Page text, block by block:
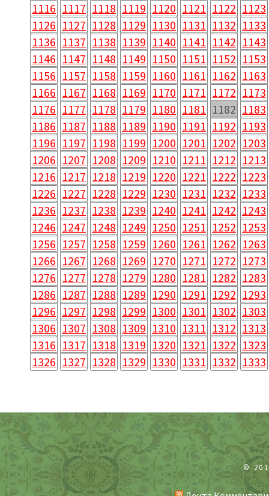
1116 1117 1118 1119 1120 1121 1122 1123
1126 1127 1128 1129 1130 1131 1132 1133
1136 1137 1138 1139 1140 1141 1142 1143
1146 1147 1148 1149 1150 1151 1152 1153
1156 1157 1158 1159 1160 1161 1162 1163
1166 1167 1168 1169 1170 1171 1172 1173
1176 1177 1178 1179 1180 1181 1182 1183
1186 1187 1188 1189 1190 1191 1192 1193
1196 1197 1198 1199 1200 1201 1202 1203
1206 1207 1208 1209 1210 1211 1212 1213
1216 1217 1218 1219 1220 1221 1222 1223
1226 1227 1228 1229 1230 1231 1232 1233
1236 1237 1238 1239 1240 1241 1242 1243
1246 1247 1248 1249 1250 1251 1252 1253
1256 1257 1258 1259 1260 1261 1262 1263
1266 1267 1268 1269 1270 1271 1272 1273
1276 1277 1278 1279 1280 1281 1282 1283
1286 1287 1288 1289 1290 1291 1292 1293
1296 1297 1298 1299 1300 1301 1302 1303
1306 1307 1308 1309 1310 1311 1312 1313
1316 1317 1318 1319 1320 1321 1322 1323
1326 1327 1328 1329 1330 1331 1332 1333
©